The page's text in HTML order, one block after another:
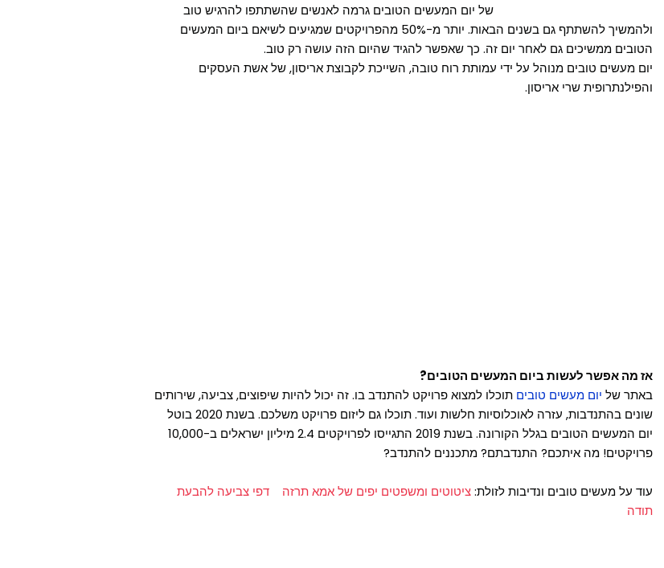
של יום המעשים הטובים גרמה לאנשים שהשתתפו להרגיש טוב
ולהמשיך להשתתף גם בשנים הבאות. יותר מ-50% מהפרויקטים שמגיעים לשיאם ביום המעשים
הטובים ממשיכים גם לאחר יום זה. כך שאפשר להגיד שהיום הזה עושה רק טוב.
יום מעשים טובים מנוהל על ידי עמותת רוח טובה, השייכת לקבוצת אריסון, של אשת העסקים
והפילנתרופית שרי אריסון.
אז מה אפשר לעשות ביום המעשים הטובים?
באתר של יום מעשים טובים תוכלו למצוא פרויקט להתנדב בו. זה יכול להיות שיפוצים, צביעה, שירותים
שונים בהתנדבות, עזרה לאוכלוסיות חלשות ועוד. תוכלו גם ליזום פרויקט משלכם. בשנת 2020 בוטל
יום המעשים הטובים בגלל הקורונה. בשנת 2019 התגייסו לפרויקטים 2.4 מיליון ישראלים ב-10,000
פרויקטים! מה איתכם? התנדבתם? מתכננים להתנדב?
עוד על מעשים טובים ונדיבות לזולת:ציטוטים ומשפטים יפים של אמא תרזה
דפי צביעה להבעת
תודה